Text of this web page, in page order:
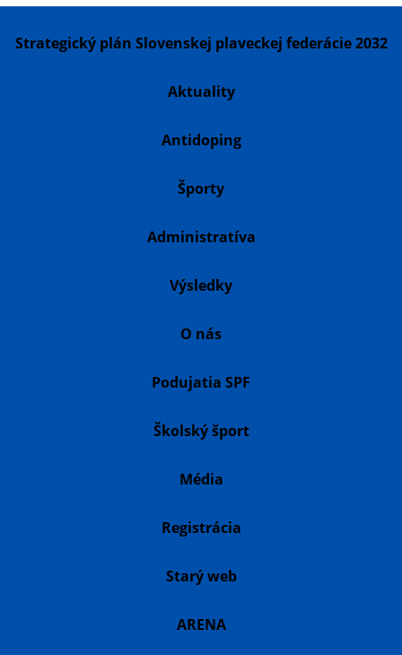
Strategický plán Slovenskej plaveckej federácie 2032
Aktuality
Antidoping
Športy
Administratíva
Výsledky
O nás
Podujatia SPF
Školský šport
Média
Registrácia
Starý web
ARENA